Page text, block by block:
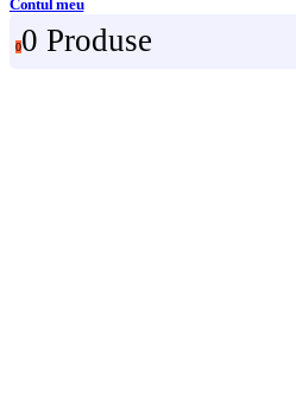
Contul meu
00 Produse